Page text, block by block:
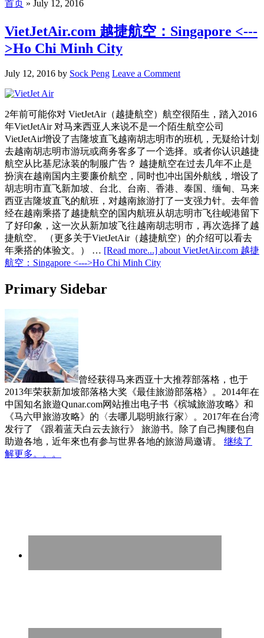
首页 » July 12, 2016
VietJetAir.com 越捷航空：Singapore <---
>Ho Chi Minh City
July 12, 2016 by Sock Peng Leave a Comment
2年前可能你对 VietJetAir（越捷航空）航空很陌生，踏入2016
年VietJetAir 对马来西亚人来说不是一个陌生航空公司
VietJetAir增设了吉隆坡直飞越南胡志明市的班机，无疑给计划
去越南胡志明市游玩或商务客多了一个选择。或者你认识越捷
航空从比基尼泳装的制服广告？ 越捷航空在过去几年不止是
扮演在越南国内主要廉价航空，同时也冲出国外航线，增设了
胡志明市直飞新加坡、台北、台南、香港、泰国、缅甸、马来
西亚吉隆坡直飞的航班，对越南旅游打了一支强力针。去年曾
经在越南乘搭了越捷航空的国内航班从胡志明市飞往岘港留下
了好印象，这一次从新加坡飞往越南胡志明市，再次选择了越
捷航空。 （更多关于VietJetAir（越捷航空）的介绍可以看去
年乘搭的体验文。） … [Read more...] about VietJetAir.com 越捷
航空：Singapore <--->Ho Chi Minh City
Primary Sidebar
曾经获得马来西亚十大推荐部落格，也于
2013年荣获新加坡部落格大奖《最佳旅游部落格》。2014年在
中国知名旅遊Qunar.com网站推出电子书《槟城旅游攻略》和
《马六甲旅游攻略》的〈去哪儿聪明旅行家〉。2017年在台湾
发行了 《跟着蓝天白云去旅行》 旅游书。除了自己掏腰包自
助遊各地，近年來也有参与世界各地的旅游局邀请。 继续了
解更多。。。